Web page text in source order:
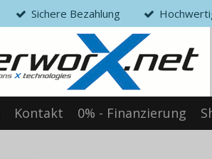
Sichere Bezahlung
Kontakt 0% - Finanzierung